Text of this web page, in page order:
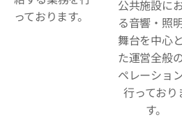
っております。
公共施設に
る音響・照
舞台を中心
た運営全般
ペレーショ
行っており
す。